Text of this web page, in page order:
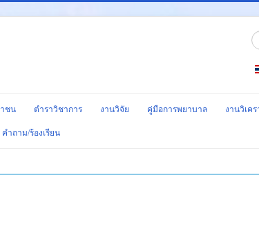
ค้
ชน ตำราวิชาการ งานวิจัย คู่มือการพยาบาล งานวิเค
คำถาม/ร้องเรียน